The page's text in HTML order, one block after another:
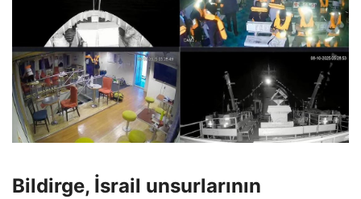
Bildirge, İsrail unsurlarının